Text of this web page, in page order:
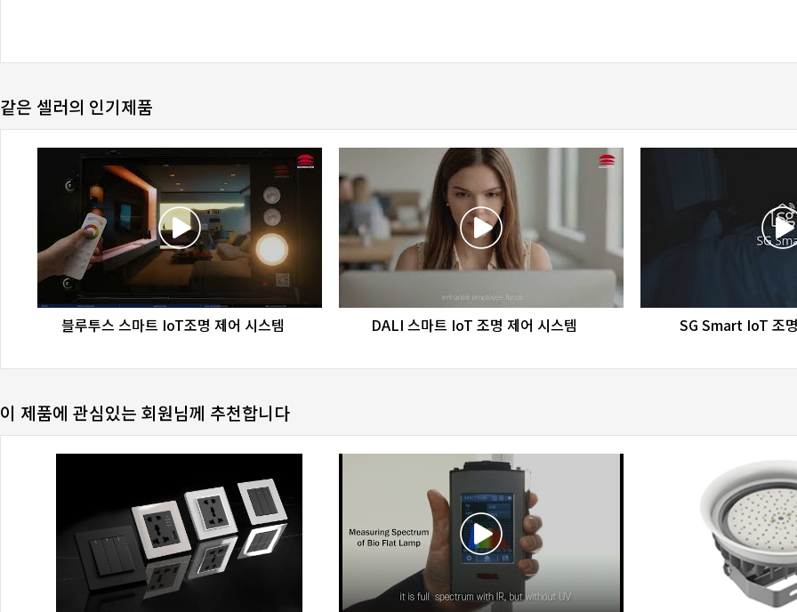
같은 셀러의 인기제품
favorite_bordershare
블루투스 스마트 IoT조명 제어 시스템 favorite_bordershare
DALI 스마트 IoT 조명 제어 시스템 favorite_border
SG Smart IoT 조
이 제품에 관심있는 회원님께 추천합니다